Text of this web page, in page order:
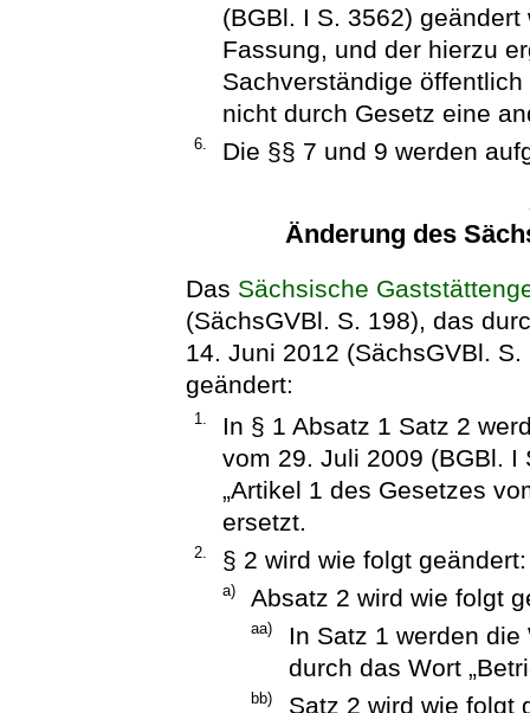
(BGBl. I S. 3562)
Fassung, und der hierzu
Sachverständige
nicht durch Gesetz eine
6. Die §§ 7 und 9 werden
Änderung des
Das Sächsische
(SächsGVBl. S. 198), das
14. Juni 2012 (SächsGVBl.
geändert:
1.
In § 1 Absatz 1 Satz 2
vom 29. Juli 2009 (BGBl. I
„Artikel 1 des Gesetzes
ersetzt.
2. § 2 wird wie folgt geändert:
a) Absatz 2 wird wie folgt
aa)
In Satz 1 werden die
durch das Wort
bb)
Satz 2 wird wie folgt